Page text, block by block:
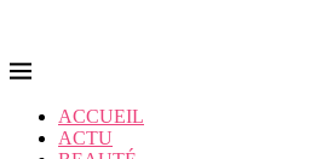
ACCUEIL
ACTU